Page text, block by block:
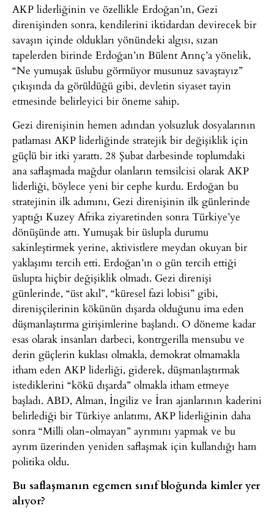
AKP liderliğinin ve özellikle Erdoğan’ın, Gezi
direnişinden sonra, kendilerini iktidardan devirecek bir
savaşın içinde oldukları yönündeki algısı, sızan
tapelerden birinde Erdoğan’ın Bülent Arınç’a yönelik,
“Ne yumuşak üslubu görmüyor musunuz savaştayız”
çıkışında da görüldüğü gibi, devletin siyaset tayin
etmesinde belirleyici bir öneme sahip.
Gezi direnişinin hemen adından yolsuzluk dosyalarının
patlaması AKP liderliğinde stratejik bir değişiklik için
güçlü bir itki yarattı. 28 Şubat darbesinde toplumdaki
ana saflaşmada mağdur olanların temsilcisi olarak AKP
liderliği, böylece yeni bir cephe kurdu. Erdoğan bu
stratejinin ilk adımını, Gezi direnişinin ilk günlerinde
yaptığı Kuzey Afrika ziyaretinden sonra Türkiye’ye
dönüşünde attı. Yumuşak bir üslupla durumu
sakinleştirmek yerine, aktivistlere meydan okuyan bir
yaklaşımı tercih etti. Erdoğan’ın o gün tercih ettiği
üslupta hiçbir değişiklik olmadı. Gezi direnişi
günlerinde, “üst akıl”, “küresel fazi lobisi” gibi,
direnişçilerinin kökünün dışarda olduğunu ima eden
düşmanlaştırma girişimlerine başlandı. O döneme kadar
esas olarak insanları darbeci, kontrgerilla mensubu ve
derin güçlerin kuklası olmakla, demokrat olmamakla
itham eden AKP liderliği, giderek, düşmanlaştırmak
istediklerini “kökü dışarda” olmakla itham etmeye
başladı. ABD, Alman, İngiliz ve İran ajanlarının kaderini
belirlediği bir Türkiye anlatımı, AKP liderliğinin daha
sonra “Milli olan-olmayan” ayrımını yapmak ve bu
ayrım üzerinden yeniden saflaşmak için kullandığı ham
politika oldu.
Bu saflaşmanın egemen sınıf bloğunda kimler yer
alıyor?